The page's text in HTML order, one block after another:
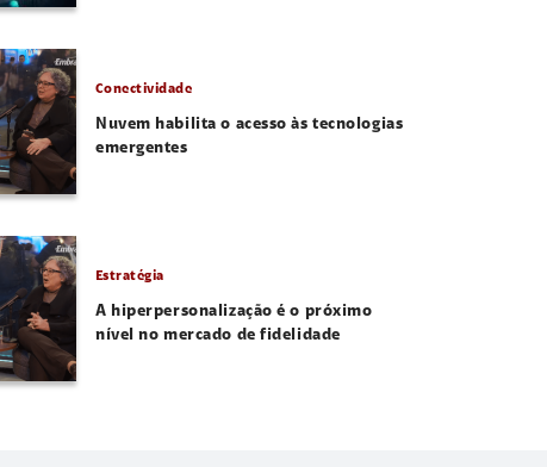
Conectividade
Nuvem habilita o acesso às tecnologias
emergentes
Estratégia
A hiperpersonalização é o próximo
nível no mercado de fidelidade